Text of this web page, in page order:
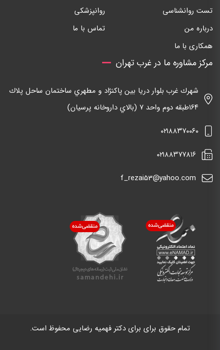
تست روانشناسی
روانپزشکی
درباره من
تماس با ما
همکاری با ما
مرکز مشاوره ما در غرب تهران
شهرك غرب بلوار دريا بين پاكنژاد و مطهري ساختمان ساحل پلاك
١٦٤طبقه دوم واحد ٧ (بالاي داروخانه پرسيان)
٠٢١٨٨٣٧٠٠٦٠
٠٢١٨٨٣٧٧٨١٦
f_rezai53@yahoo.com
تمام حقوق برای برای دکتر فهمیه رضایی محفوظ است.